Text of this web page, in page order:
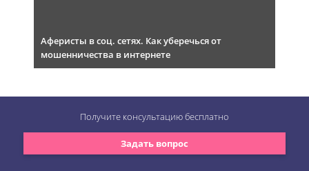
Аферисты в соц. сетях. Как уберечься от
мошенничества в интернете
Задать вопрос
Получите консультациюбесплатно